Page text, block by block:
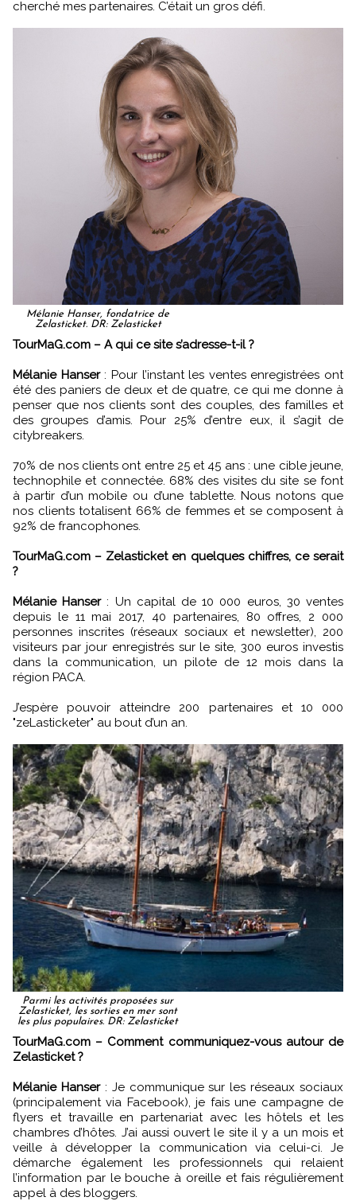
cherché mes partenaires. C’était un gros défi.
Mélanie Hanser, fondatrice de
Zelasticket. DR: Zelasticket
TourMaG.com – A qui ce site s’adresse-t-il ?
Mélanie Hanser: Pour l’instant les ventes enregistrées ont
été des paniers de deux et de quatre, ce qui me donne à
penser que nos clients sont des couples, des familles et
des groupes d’amis. Pour 25% d’entre eux, il s’agit de
citybreakers.
70% de nos clients ont entre 25 et 45 ans : une cible jeune,
technophile et connectée. 68% des visites du site se font
à partir d’un mobile ou d’une tablette. Nous notons que
nos clients totalisent 66% de femmes et se composent à
92% de francophones.
TourMaG.com – Zelasticket en quelques chiffres, ce serait
?
Mélanie Hanser: Un capital de 10 000 euros, 30 ventes
depuis le 11 mai 2017, 40 partenaires, 80 offres, 2 000
personnes inscrites (réseaux sociaux et newsletter), 200
visiteurs par jour enregistrés sur le site, 300 euros investis
dans la communication, un pilote de 12 mois dans la
région PACA.
J’espère pouvoir atteindre 200 partenaires et 10 000
"zeLasticketer" au bout d’un an.
Parmi les activités proposées sur
Zelasticket, les sorties en mer sont
les plus populaires. DR: Zelasticket
TourMaG.com – Comment communiquez-vous autour de
Zelasticket ?
Mélanie Hanser: Je communique sur les réseaux sociaux
(principalement via Facebook), je fais une campagne de
flyers et travaille en partenariat avec les hôtels et les
chambres d’hôtes. J’ai aussi ouvert le site il y a un mois et
veille à développer la communication via celui-ci. Je
démarche également les professionnels qui relaient
l’information par le bouche à oreille et fais régulièrement
appel à des bloggers.